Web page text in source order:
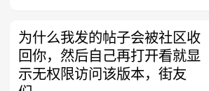
为什么我发的帖子会被社区收
回你，然后自己再打开看就显
示无权限访问该版本，街友